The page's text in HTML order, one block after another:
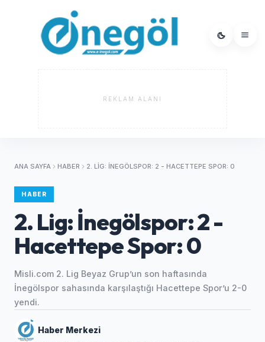
REKLAM ALANI
ANA SAYFA HABER 2. LIG: İNEGÖLSPOR: 2 - HACETTEPE SPOR: 0
HABER
2. Lig: İnegölspor: 2 -
Hacettepe Spor: 0
Misli.com 2. Lig Beyaz Grup’un son haftasında
İnegölspor sahasında karşılaştığı Hacettepe Spor’u 2-0
yendi.
Haber Merkezi